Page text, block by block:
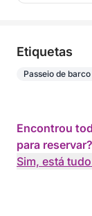
Etiquetas
Passeio de
Encontrou
para reservar?
Sim, está